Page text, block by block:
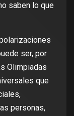
saben lo que
ser, por
Olimpiadas
que
personas,